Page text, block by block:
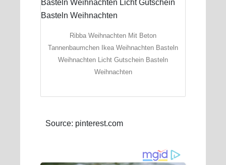
Ribba Weihnachten Mit Beton
Tannenbaumchen Ikea Weihnachten Basteln
Weihnachten Licht Gutschein Basteln
Weihnachten
Source: pinterest.com